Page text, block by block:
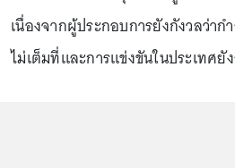
เนื่องจากผู้ประกอบการยังกังวลว่า
ไม่เต็มที่และการแข่งขันในประเทศยั